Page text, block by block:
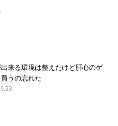
来る環境は整えたけど肝心のゲ
うの忘れた